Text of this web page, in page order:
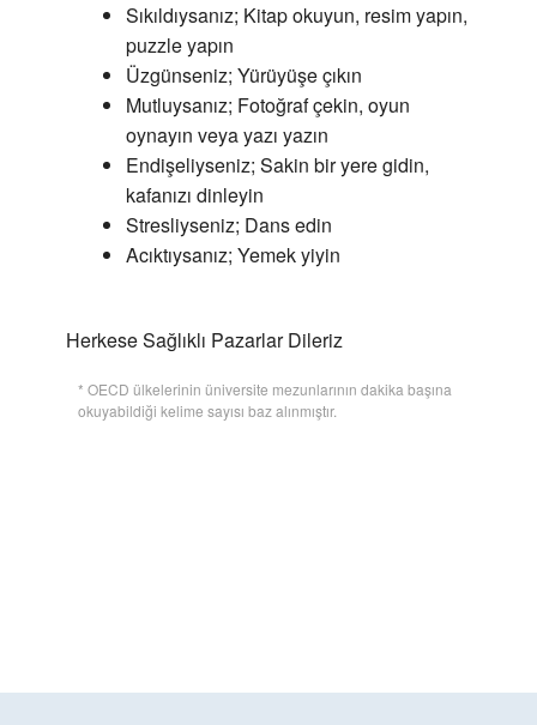
Sıkıldıysanız; Kitap okuyun, resim yapın,
puzzle yapın
Üzgünseniz; Yürüyüşe çıkın
Mutluysanız; Fotoğraf çekin, oyun
oynayın veya yazı yazın
Endişeliyseniz; Sakin bir yere gidin,
kafanızı dinleyin
Stresliyseniz; Dans edin
Acıktıysanız; Yemek yiyin
Herkese Sağlıklı Pazarlar Dileriz
* OECD ülkelerinin üniversite mezunlarının dakika başına
okuyabildiği kelime sayısı baz alınmıştır.